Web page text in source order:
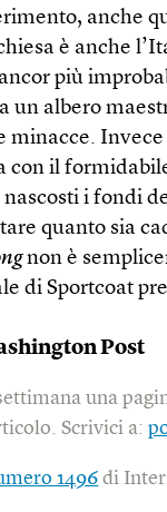
anche
è anche
più
un albero
minacce.
con il
i fondi
quanto sia
non è
di Sportcoat
Post
una
Scrivici a:
1496 di